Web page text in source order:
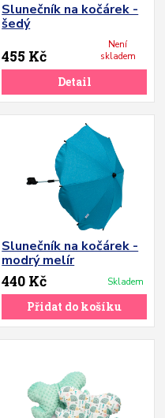
Slunečník na kočárek -
šedý
455 Kč
Není
skladem
Detail
Slunečník na kočárek -
modrý melír
440 Kč Skladem
Přidat do košíku